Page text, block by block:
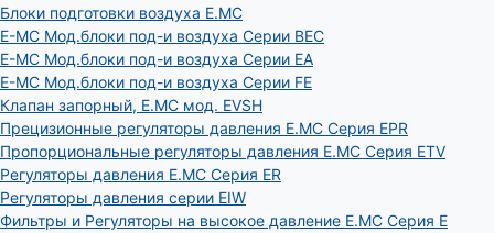
Блоки подготовки воздуха E.MC
E-MC Мод.блоки под-и воздуха Серии BEC
E-MC Мод.блоки под-и воздуха Серии EA
E-MC Мод.блоки под-и воздуха Серии FE
Клапан запорный, E.MC мод. EVSH
Прецизионные регуляторы давления E.MC Серия EPR
Пропорциональные регуляторы давления E.MC Серия ETV
Регуляторы давления E.MC Серия ER
Регуляторы давления серии EIW
Фильтры и Регуляторы на высокое давление E.MC Серия E